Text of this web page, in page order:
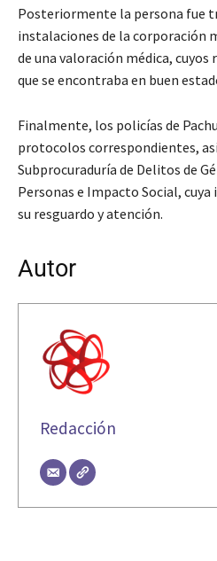
Posteriormente la persona fue
instalaciones de la corporación
de una valoración médica,
que se encontraba en buen
Finalmente, los policías de
protocolos correspondientes,
Subprocuraduría de Delitos de
Personas e Impacto Social, cuya
su resguardo y atención.
Autor
Redacción